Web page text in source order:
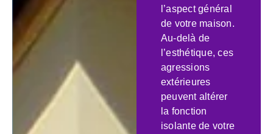
l’aspect général
de votre maison.
Au-delà de
l’esthétique, ces
agressions
extérieures
peuvent altérer
la fonction
isolante de votre